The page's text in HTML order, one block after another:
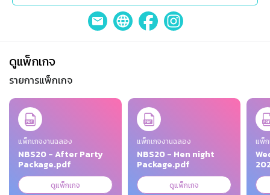
ดูแพ็กเกจ
รายการแพ็กเกจ
Slide 1 of 5
แพ็กเกจงานฉลอง
NBS20 - After Party
Package.pdf
ดูแพ็กเกจ
แพ็กเกจงานฉลอง
NBS20 - Hen night
Package.pdf
ดูแพ็กเกจ
แพ็ก